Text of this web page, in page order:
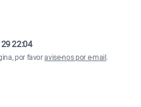
22:04
por favoravise-nos por e-mail .